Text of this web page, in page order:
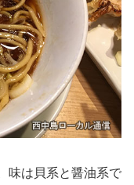
味は貝系と醤油系で